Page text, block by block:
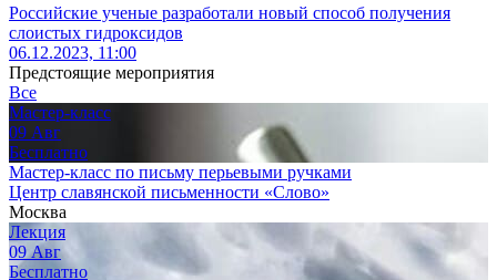
Российские ученые разработали новый способ получения
слоистых гидроксидов
06.12.2023, 11:00
Предстоящие мероприятия
Все
Мастер-класс
09 Авг
Бесплатно
Мастер-класс по письму перьевыми ручками
Центр славянской письменности «Слово»
Москва
Лекция
09 Авг
Бесплатно